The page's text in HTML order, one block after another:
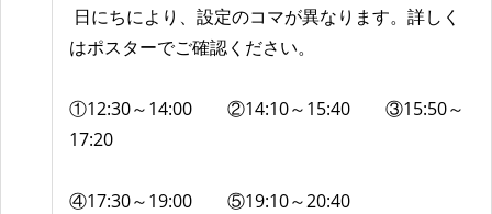
日にちにより、設定のコマが異なります。詳しく
はポスターでご確認ください。
①12:30～14:00 ②14:10～15:40 ③15:50～
17:20
④17:30～19:00 ⑤19:10～20:40